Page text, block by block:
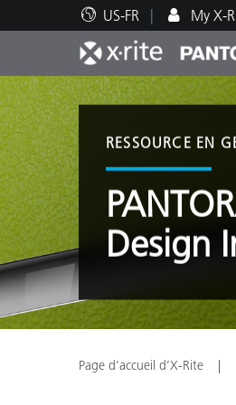
US-FR My X-
Top Produits
Impression et
Assistance
Ressources
RESSOURCE EN
Design
Page d’accueil d’X-Rite